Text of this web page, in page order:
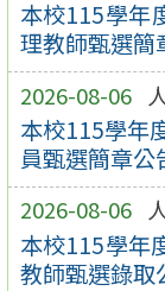
本校115學年
理教師甄選簡
2026-08-06
本校115學年
員甄選簡章公
2026-08-06
本校115學年
教師甄選錄取